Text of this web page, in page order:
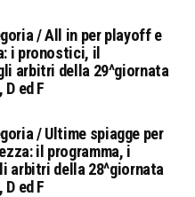
/ All in per playoff e
i pronostici, il
arbitri della 29^giornata
ed F
/ Ultime spiagge per
il programma, i
arbitri della 28^giornata
ed F